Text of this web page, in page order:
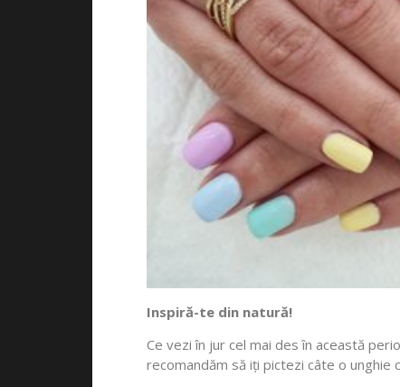
Inspiră-te din natură!
Ce vezi în jur cel mai des în această
recomandăm să iți pictezi câte o unghie